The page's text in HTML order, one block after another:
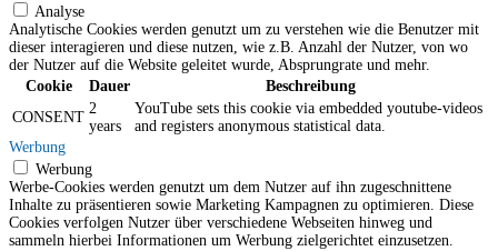
Analyse
Analytische Cookies werden genutzt um zu verstehen wie die Benutzer mit
dieser interagieren und diese nutzen, wie z.B. Anzahl der Nutzer, von wo
der Nutzer auf die Website geleitet wurde, Absprungrate und mehr.
Cookie
Dauer
Beschreibung
CONSENT
2
years
YouTube sets this cookie via embedded youtube-videos
and registers anonymous statistical data.
Werbung
Werbung
Werbe-Cookies werden genutzt um dem Nutzer auf ihn zugeschnittene
Inhalte zu präsentieren sowie Marketing Kampagnen zu optimieren. Diese
Cookies verfolgen Nutzer über verschiedene Webseiten hinweg und
sammeln hierbei Informationen um Werbung zielgerichtet einzusetzen.